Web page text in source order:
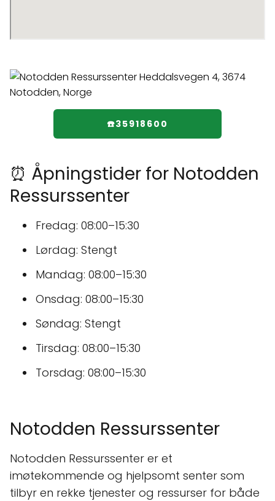
☎️35918600
⏰ Åpningstider for Notodden
Ressurssenter
Fredag: 08:00–15:30
Lørdag: Stengt
Mandag: 08:00–15:30
Onsdag: 08:00–15:30
Søndag: Stengt
Tirsdag: 08:00–15:30
Torsdag: 08:00–15:30
Notodden Ressurssenter
Notodden Ressurssenter er et
imøtekommende og hjelpsomt senter som
tilbyr en rekke tjenester og ressurser for både